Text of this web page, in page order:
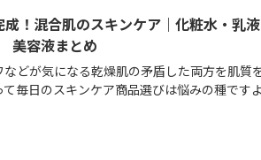
成！混合肌のスキンケア｜化粧水・乳液
美容液まとめ
どが気になる乾燥肌の矛盾した両方を肌質
毎日のスキンケア商品選びは悩みの種ですよ